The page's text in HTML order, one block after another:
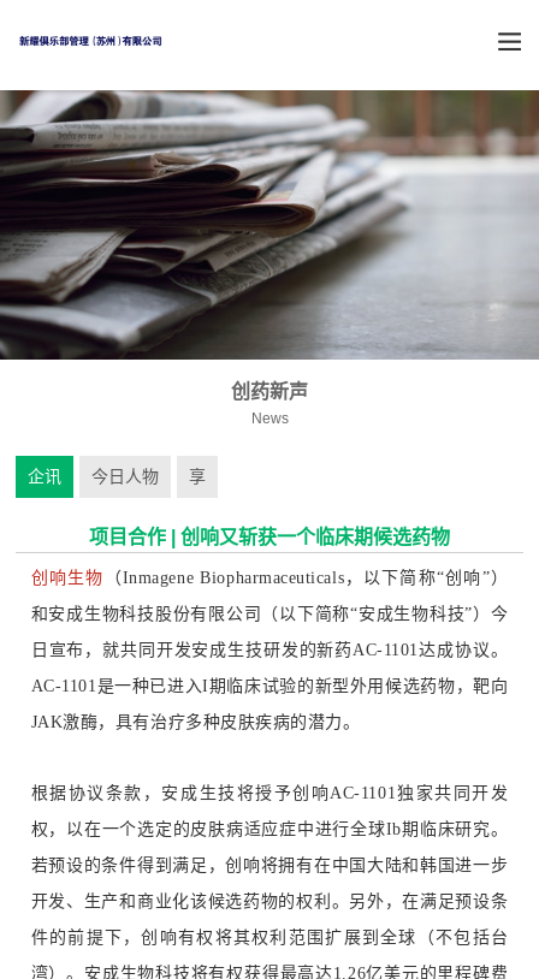
创药新声
News
企讯 今日人物 享
项目合作 | 创响又斩获一个临床期候选药物
创响生物
（Inmagene Biopharmaceuticals，以下简称“创响”）
和安成生物科技股份有限公司（以下简称“安成生物科技”）今
日宣布，就共同开发安成生技研发的新药AC-1101达成协议。
AC-1101是一种已进入I期临床试验的新型外用候选药物，靶向
JAK激酶，具有治疗多种皮肤疾病的潜力。
根据协议条款，安成生技将授予创响AC-1101独家共同开发
权，以在一个选定的皮肤病适应症中进行全球Ib期临床研究。
若预设的条件得到满足，创响将拥有在中国大陆和韩国进一步
开发、生产和商业化该候选药物的权利。另外，在满足预设条
件的前提下，创响有权将其权利范围扩展到全球（不包括台
湾）。安成生物科技将有权获得最高达1.26亿美元的里程碑费